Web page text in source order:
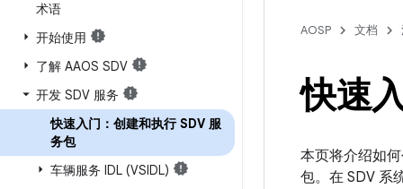
术语
开始使用
了解 AAOS SDV
开发 SDV 服务
快速入门：创建和执行 SDV 服
务包
车辆服务 IDL (VSIDL)
AOSP 文档
快速
本页将介绍如
包。在 SDV 系